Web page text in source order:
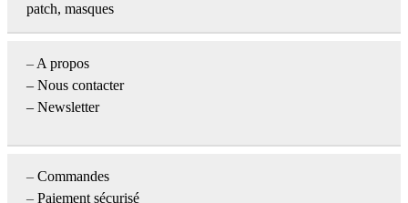
patch, masques
– A propos
– Nous contacter
– Newsletter
– Commandes
– Paiement sécurisé